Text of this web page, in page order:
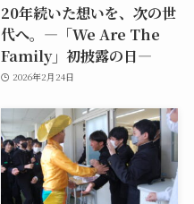
20年続いた想いを、次の世
代へ。―「We Are The
Family」初披露の日―
2026年2月24日